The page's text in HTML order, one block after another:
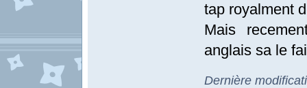
tap royalment
Mais
anglais sa le
Dernière